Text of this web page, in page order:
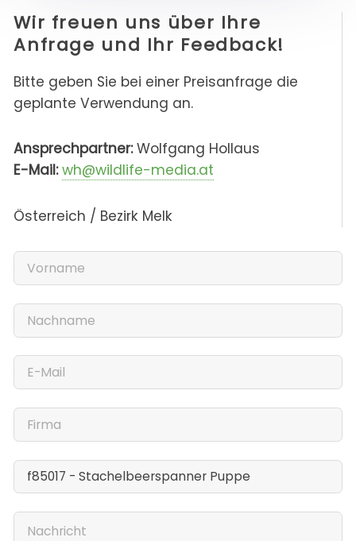
Wir freuen uns über Ihre
Anfrage und Ihr Feedback!
Bitte geben Sie bei einer Preisanfrage die
geplante Verwendung an.
Ansprechpartner:Wolfgang Hollaus
E-Mail: wh@wildlife-media.at
Österreich / Bezirk Melk